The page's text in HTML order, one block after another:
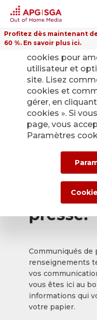
Profitez dès maintenant
60 %. En savoir plus ici.
Retour
Service
presse.
Communiqués de
renseignements
vos
vous êtes ici au
informations qui
votre papier.
Sur ce site
cookies pour
utilisateur et
site. Lisez
cookies et
gérer, en
cookies ». Si
page, vous
Paramètres